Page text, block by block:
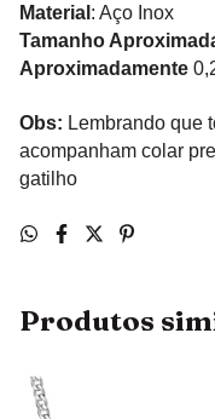
Material : Aço Inox
Tamanho
Aproximadamente
Obs: Lembrando que
acompanham colar
gatilho
Produtos